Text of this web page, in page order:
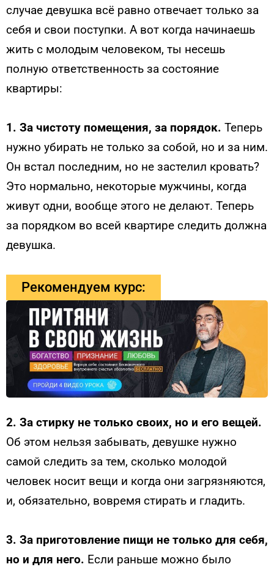
случае девушка всё равно отвечает только за
себя и свои поступки. А вот когда начинаешь
жить с молодым человеком, ты несешь
полную ответственность за состояние
квартиры:
1. За чистоту помещения, за порядок. Теперь
нужно убирать не только за собой, но и за ним.
Он встал последним, но не застелил кровать?
Это нормально, некоторые мужчины, когда
живут одни, вообще этого не делают. Теперь
за порядком во всей квартире следить должна
девушка.
Рекомендуем курс:
2. За стирку не только своих, но и его вещей.
Об этом нельзя забывать, девушке нужно
самой следить за тем, сколько молодой
человек носит вещи и когда они загрязняются,
и, обязательно, вовремя стирать и гладить.
3. За приготовление пищи не только для себя,
но и для него. Если раньше можно было